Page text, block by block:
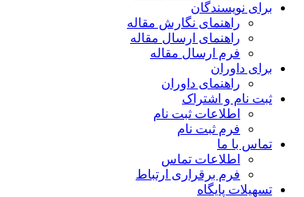
برای نویسندگان
راهنمای نگارش مقاله
راهنمای ارسال مقاله
فرم ارسال مقاله
برای داوران
راهنمای داوران
ثبت نام و اشتراک
اطلاعات ثبت نام
فرم ثبت نام
تماس با ما
اطلاعات تماس
فرم برقراری ارتباط
تسهیلات پایگاه